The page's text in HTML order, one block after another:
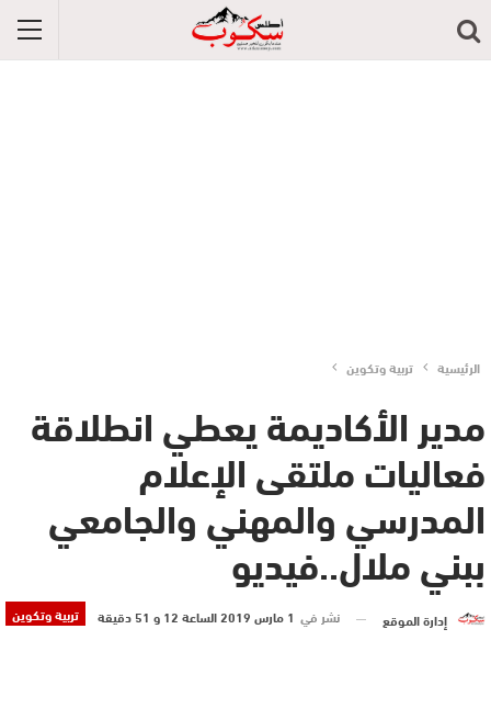
الرئيسية تربية وتكوين
مدير الأكاديمة يعطي انطلاقة
فعاليات ملتقى الإعلام
المدرسي والمهني والجامعي
ببني ملال..فيديو
تربية وتكوين إدارة الموقع نشر في 1 مارس 2019 الساعة 12 و 51 دقيقة